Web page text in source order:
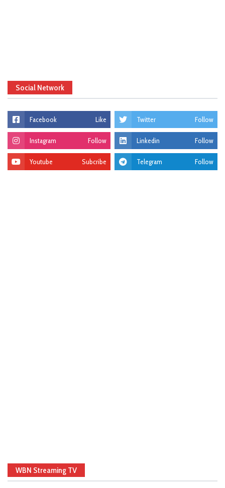
Social Network
Facebook Like Twitter Follow
Instagram Follow Linkedin Follow
Youtube Subcribe Telegram Follow
WBN Streaming TV